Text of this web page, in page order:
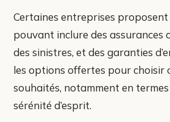
Certaines entreprises
pouvant inclure des assurances
des sinistres, et des garanties
les options offertes pour choisir
souhaités, notamment en
sérénité d’esprit.